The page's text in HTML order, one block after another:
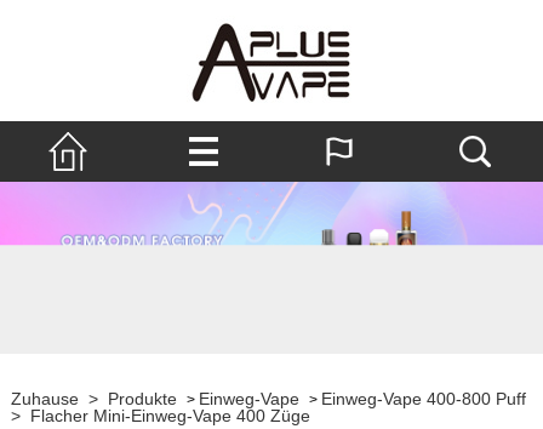
Zuhause > Produkte > Einweg-Vape > Einweg-Vape 400-800 Puff
> Flacher Mini-Einweg-Vape 400 Züge